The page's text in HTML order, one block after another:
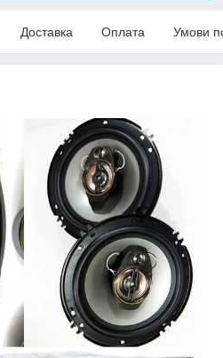
Доставка Оплата Умови